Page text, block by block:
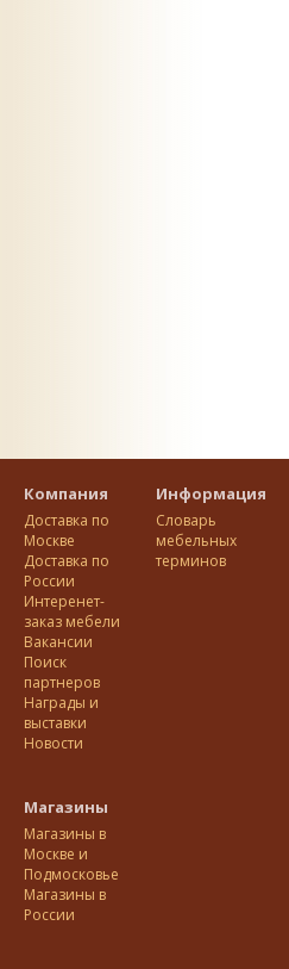
Компания
Доставка по
Москве
Доставка по
Росcии
Интеренет-
заказ мебели
Вакансии
Поиск
партнеров
Награды и
выставки
Новости
Магазины
Магазины в
Москве и
Подмосковье
Магазины в
России
Информация
Словарь
мебельных
терминов